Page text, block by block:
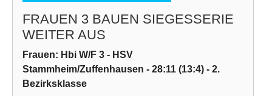
FRAUEN 3 BAUEN SIEGESSERIE
WEITER AUS
Frauen: Hbi W/F 3 - HSV
Stammheim/Zuffenhausen - 28:11 (13:4) - 2.
Bezirksklasse